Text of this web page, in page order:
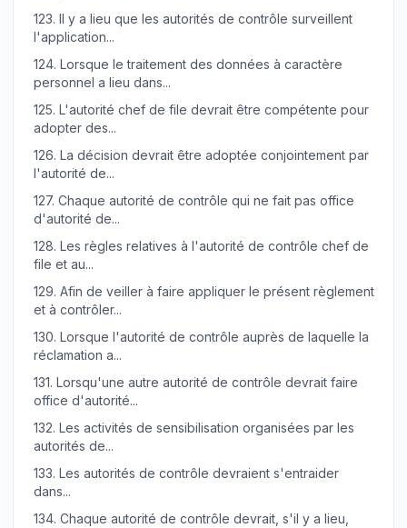
123. Il y a lieu que les autorités de contrôle surveillent
l'application...
124. Lorsque le traitement des données à caractère
personnel a lieu dans...
125. L'autorité chef de file devrait être compétente pour
adopter des...
126. La décision devrait être adoptée conjointement par
l'autorité de...
127. Chaque autorité de contrôle qui ne fait pas office
d'autorité de...
128. Les règles relatives à l'autorité de contrôle chef de
file et au...
129. Afin de veiller à faire appliquer le présent règlement
et à contrôler...
130. Lorsque l'autorité de contrôle auprès de laquelle la
réclamation a...
131. Lorsqu'une autre autorité de contrôle devrait faire
office d'autorité...
132. Les activités de sensibilisation organisées par les
autorités de...
133. Les autorités de contrôle devraient s'entraider
dans...
134. Chaque autorité de contrôle devrait, s'il y a lieu,